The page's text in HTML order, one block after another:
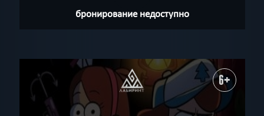
бронирование недоступно
6+